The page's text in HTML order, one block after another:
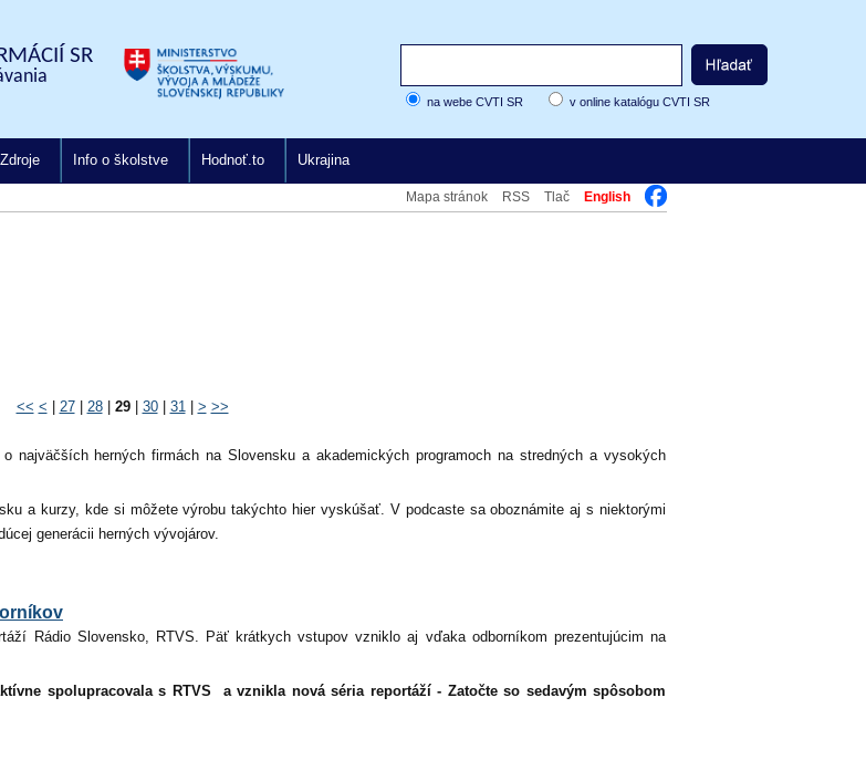
SR
na webe CVTI SR v online katalógu CVTI SR
Info o školstve Hodnoť.to Ukrajina
Mapa stránok RSS Tlač English
<< < 27| 28| 29| 30| 31| > >>
najväčších herných firmách na Slovensku a akademických programoch na stredných a vysokých
a kurzy, kde si môžete výrobu takýchto hier vyskúšať. V podcaste sa oboznámite aj s niektorými
generácii herných vývojárov.
Rádio Slovensko, RTVS. Päť krátkych vstupov vzniklo aj vďaka odborníkom prezentujúcim na
spolupracovala s RTVS a vznikla nová séria reportáží - Zatočte so sedavým spôsobom